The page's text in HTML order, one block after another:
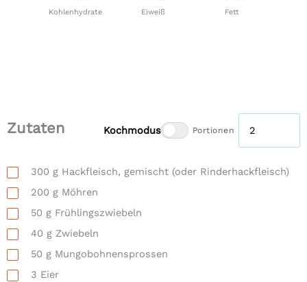
Kohlenhydrate Eiweiß Fett
Zutaten Kochmodus Portionen
300 g Hackfleisch, gemischt (oder Rinderhackfleisch)
200 g Möhren
50 g Frühlingszwiebeln
40 g Zwiebeln
50 g Mungobohnensprossen
3 Eier